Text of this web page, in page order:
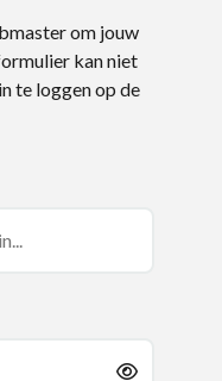
om jouw
kan niet
te loggen op de